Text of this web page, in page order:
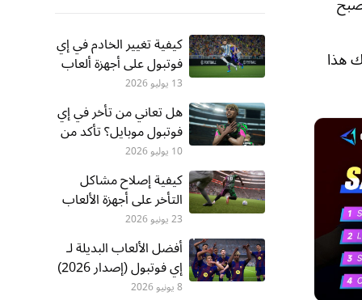
هذا
كيفية تغيير الخادم في إي
فوتبول على أجهزة ألعاب
منزلية
13 يوليو 2026
هل تعاني من تأخر في إي
فوتبول موبايل؟ تأكد من
مشكلتك الحقيقية!
10 يوليو 2026
كيفية إصلاح مشاكل
التأخر على أجهزة الألعاب
المنزلية في eFootball
23 يونيو 2026
أفضل الألعاب البديلة لـ
إي فوتبول (إصدار 2026)
8 يونيو 2026